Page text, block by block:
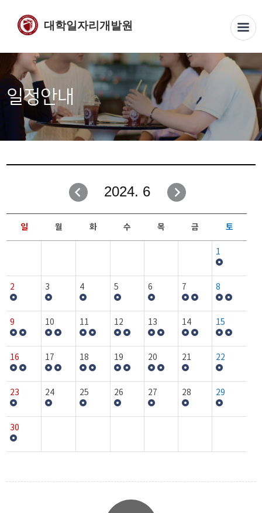
대학일자리개발원
일정안내
2024. 6
일 월 화 수 목 금 토
1
2 3 4 5 6 7 8
9 10 11 12 13 14 15
16 17 18 19 20 21 22
23 24 25 26 27 28 29
30